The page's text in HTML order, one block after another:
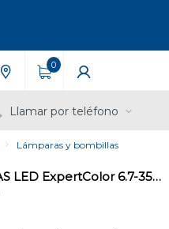
0
Llamar por teléfono
Lámparas y bombillas
LÁMPARA MAS LED ExpertColor 6.7-35W MR16 927 36D